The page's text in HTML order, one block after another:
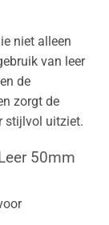
niet alleen
van leer
de
zorgt de
stijlvol uitziet.
50mm